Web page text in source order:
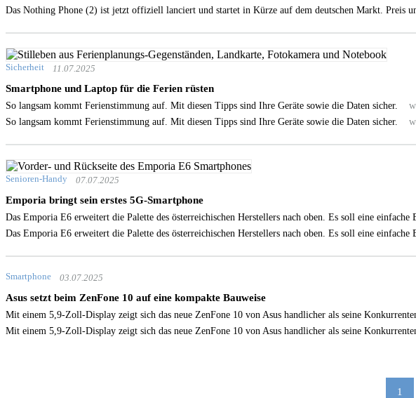
Das Nothing Phone (2) ist jetzt offiziell lanciert und startet in Kürze auf dem deutschen Markt. Preis
Sicherheit 11.07.2025
Smartphone und Laptop für die Ferien rüsten
So langsam kommt Ferienstimmung auf. Mit diesen Tipps sind Ihre Geräte sowie die Daten sicher.
So langsam kommt Ferienstimmung auf. Mit diesen Tipps sind Ihre Geräte sowie die Daten sicher.
Senioren-Handy 07.07.2025
Emporia bringt sein erstes 5G-Smartphone
Das Emporia E6 erweitert die Palette des österreichischen Herstellers nach oben. Es soll eine
Das Emporia E6 erweitert die Palette des österreichischen Herstellers nach oben. Es soll eine
Smartphone 03.07.2025
Asus setzt beim ZenFone 10 auf eine kompakte Bauweise
Mit einem 5,9-Zoll-Display zeigt sich das neue ZenFone 10 von Asus handlicher als seine
Mit einem 5,9-Zoll-Display zeigt sich das neue ZenFone 10 von Asus handlicher als seine
1